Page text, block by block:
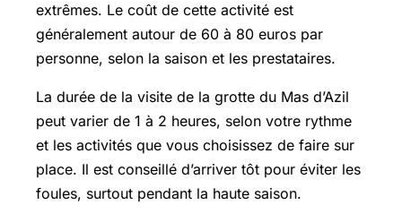
extrêmes. Le coût de cette activité est
généralement autour de 60 à 80 euros par
personne, selon la saison et les prestataires.
La durée de la visite de la grotte du Mas d’Azil
peut varier de 1 à 2 heures, selon votre rythme
et les activités que vous choisissez de faire sur
place. Il est conseillé d’arriver tôt pour éviter les
foules, surtout pendant la haute saison.